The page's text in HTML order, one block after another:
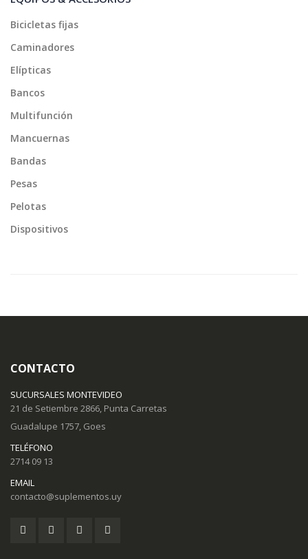
Bicicletas fijas
Caminadores
Elípticas
Bancos
Multifunción
Mancuernas
Bandas
Pesas
Pelotas
Dispositivos
CONTACTO
SUCURSALES MONTEVIDEO
21 de Setiembre 2866, Punta Carretas
Guadalupe 1757, Goes
TELÉFONO
2714 09 13
EMAIL
contacto@suplementos.uy